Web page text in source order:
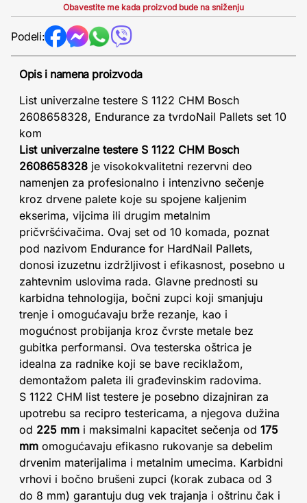
Obavestite me kada proizvod bude na sniženju
Podeli:
Opis i namena proizvoda
List univerzalne testere S 1122 CHM Bosch
2608658328, Endurance za tvrdoNail Pallets set 10
kom
List univerzalne testere S 1122 CHM Bosch
2608658328 je visokokvalitetni rezervni deo
namenjen za profesionalno i intenzivno sečenje
kroz drvene palete koje su spojene kaljenim
ekserima, vijcima ili drugim metalnim
pričvršćivačima. Ovaj set od 10 komada, poznat
pod nazivom Endurance for HardNail Pallets,
donosi izuzetnu izdržljivost i efikasnost, posebno u
zahtevnim uslovima rada. Glavne prednosti su
karbidna tehnologija, bočni zupci koji smanjuju
trenje i omogućavaju brže rezanje, kao i
mogućnost probijanja kroz čvrste metale bez
gubitka performansi. Ova testerska oštrica je
idealna za radnike koji se bave reciklažom,
demontažom paleta ili građevinskim radovima.
S 1122 CHM list testere je posebno dizajniran za
upotrebu sa recipro testericama, a njegova dužina
od 225 mm i maksimalni kapacitet sečenja od 175
mm omogućavaju efikasno rukovanje sa debelim
drvenim materijalima i metalnim umecima. Karbidni
vrhovi i bočno brušeni zupci (korak zubaca od 3
do 8 mm) garantuju dug vek trajanja i oštrinu čak i